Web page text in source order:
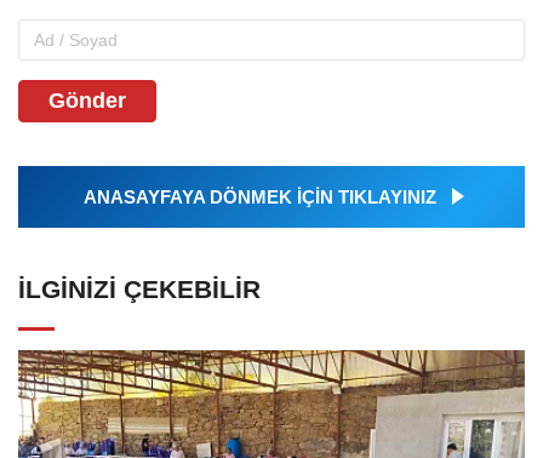
Gönder
ANASAYFAYA DÖNMEK İÇİN TIKLAYINIZ
İLGINIZI ÇEKEBILIR